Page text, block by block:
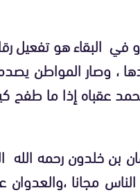
البقاء هو تفعيل
، وصار المواطن
عقباه إذا ما طفح
بن خلدون رحمه الله
مجانا